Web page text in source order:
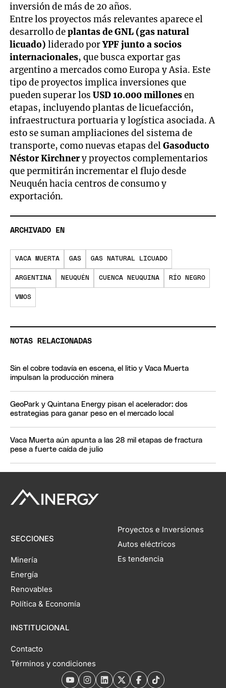
inversión de más de 20 años.
Entre los proyectos más relevantes aparece el
desarrollo deplantas de GNL (gas natural
licuado) liderado porYPF junto a socios
internacionales, que busca exportar gas
argentino a mercados como Europa y Asia. Este
tipo de proyectos implica inversiones que
pueden superar losUSD 10.000 millonesen
etapas, incluyendo plantas de licuefacción,
infraestructura portuaria y logística asociada. A
esto se suman ampliaciones del sistema de
transporte, como nuevas etapas delGasoducto
Néstor Kirchnery proyectos complementarios
que permitirán incrementar el flujo desde
Neuquén hacia centros de consumo y
exportación.
ARCHIVADO EN
VACA MUERTA GAS GAS NATURAL LICUADO
ARGENTINA NEUQUÉN CUENCA NEUQUINA RÍO NEGRO
VMOS
NOTAS RELACIONADAS
Sin el cobre todavía en escena, el litio y Vaca Muerta
impulsan la producción minera
GeoPark y Quintana Energy pisan el acelerador: dos
estrategias para ganar peso en el mercado local
Vaca Muerta aún apunta a las 28 mil etapas de fractura
pese a fuerte caída de julio
SECCIONES
Minería
Energía
Renovables
Política & Economía
INSTITUCIONAL
Contacto
Términos y condiciones
Proyectos e Inversiones
Autos eléctricos
Es tendencia